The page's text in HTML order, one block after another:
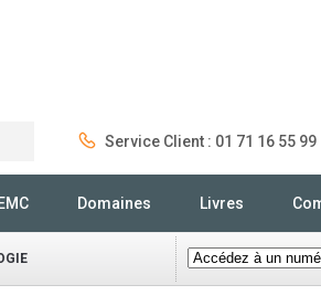
Service Client : 01 71 16 55 99
Domaines Livres